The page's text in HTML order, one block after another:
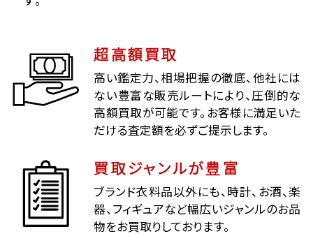
超高額買取
高い鑑定力、相場把握の徹底、他社には
ない豊富な販売ルートにより、圧倒的な
高額買取が可能です。お客様に満足いた
だける査定額を必ずご提示します。
買取ジャンルが豊富
ブランド衣料品以外にも、時計、お酒、楽
器、フィギュアなど幅広いジャンルのお品
物をお買取りしております。